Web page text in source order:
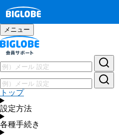
メニュー
トップ
設定方法
各種手続き